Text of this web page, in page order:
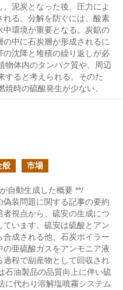
、泥炭となった後、圧力によ
れる。分解を防ぐには、酸素
中環境が重要となる。炭鉱の
の中に石炭層が形成されるに
の沈降と堆積の繰り返しが必
物体内のタンパク質や、周辺
すると考えられる。そのた
時の硫酸発生が少ない。
般 市場
が自動生成した概要 **/
偽装問題に関する記事の要約
者視点から、硫安の生成につ
ています。硫安は硫酸とアン
合成される他、石炭ボイラー
の亜硫酸ガスをアンモニア液
過程で副産物として回収され
石油製品の品質向上に伴い硫
に代わり溶解塩噴霧システム